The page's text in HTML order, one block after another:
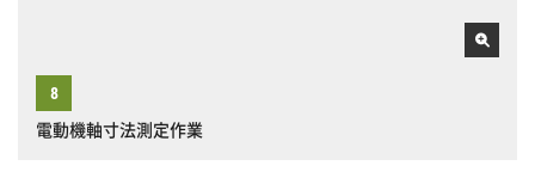
電動機軸寸法測定作業